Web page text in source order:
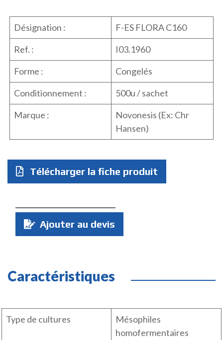
Désignation :
F-ES FLORA C160
Ref. :
I03.1960
Forme :
Congelés
Conditionnement :
500u / sachet
Marque :
Novonesis (Ex: Chr
Hansen)
Télécharger la fiche produit
Quantité
Ajouter au devis
Caractéristiques
Type de cultures
Mésophiles
homofermentaires